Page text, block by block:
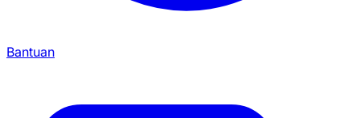
Bantuan